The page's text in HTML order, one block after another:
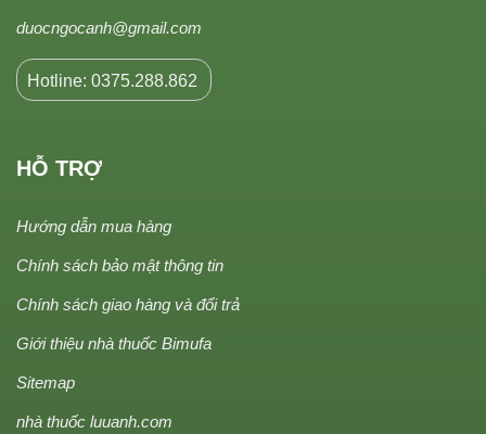
duocngocanh@gmail.com
Hotline: 0375.288.862
HỖ TRỢ
Hướng dẫn mua hàng
Chính sách bảo mật thông tin
Chính sách giao hàng và đổi trả
Giới thiệu nhà thuốc Bimufa
Sitemap
nhà thuốc luuanh.com